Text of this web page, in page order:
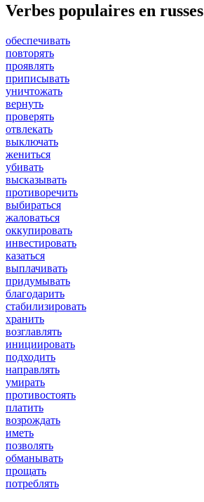
Verbes populaires en russes
обеспечивать
повторять
проявлять
приписывать
уничтожать
вернуть
проверять
отвлекать
выключать
жениться
убивать
высказывать
противоречить
выбираться
жаловаться
оккупировать
инвестировать
казаться
выплачивать
придумывать
благодарить
стабилизировать
хранить
возглавлять
инициировать
подходить
направлять
умирать
противостоять
платить
возрождать
иметь
позволять
обманывать
прощать
потреблять